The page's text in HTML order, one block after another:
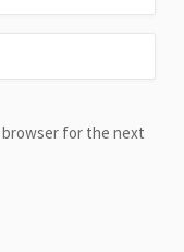
browser for the next